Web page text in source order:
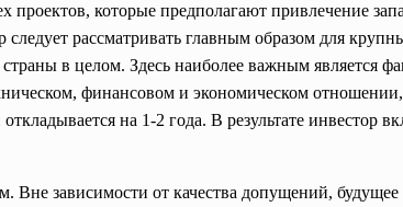
которые предполагают привлечение
рассматривать главным образом для
в целом. Здесь наиболее важным является
финансовом и экономическом
на 1-2 года. В результате инвестор
Вне зависимости от качества допущений, будущее